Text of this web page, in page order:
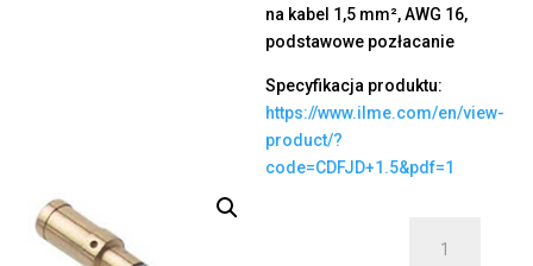
na kabel 1,5 mm², AWG 16,
podstawowe pozłacanie
Specyfikacja produktu:
https://www.ilme.com/en/view-
product/?
code=CDFJD+1.5&pdf=1
CDFJD